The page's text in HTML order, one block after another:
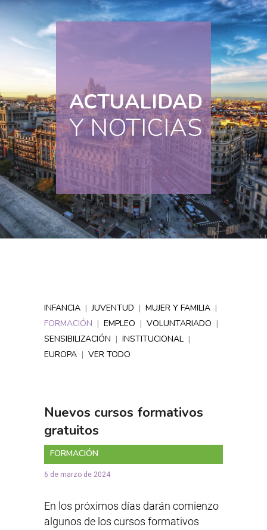
Y NOTICIAS
ACTUALIDAD
INFANCIA | JUVENTUD | MUJER Y FAMILIA |
FORMACIÓN | EMPLEO | VOLUNTARIADO |
SENSIBILIZACIÓN | INSTITUCIONAL |
EUROPA | VER TODO
Nuevos cursos formativos
gratuitos
FORMACIÓN
6 de marzo de 2024
En los próximos días darán comienzo
algunos de los cursos formativos